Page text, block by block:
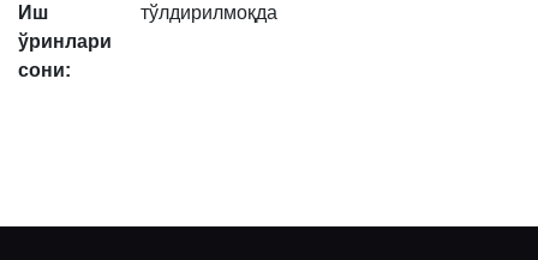
Иш
ўринлари
сони:
тўлдирилмоқда